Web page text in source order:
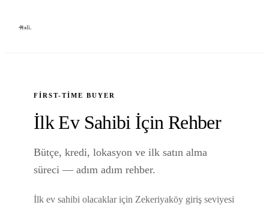
FIRST-TIME BUYER
İlk Ev Sahibi İçin Rehber
Bütçe, kredi, lokasyon ve ilk satın alma
süreci — adım adım rehber.
İlk ev sahibi olacaklar için Zekeriyaköy giriş seviyesi